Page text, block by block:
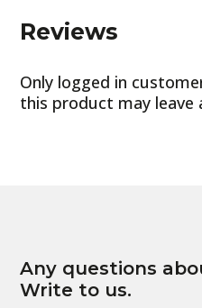
Reviews
Only logged in
this product may leave
Any questions
Write to us.